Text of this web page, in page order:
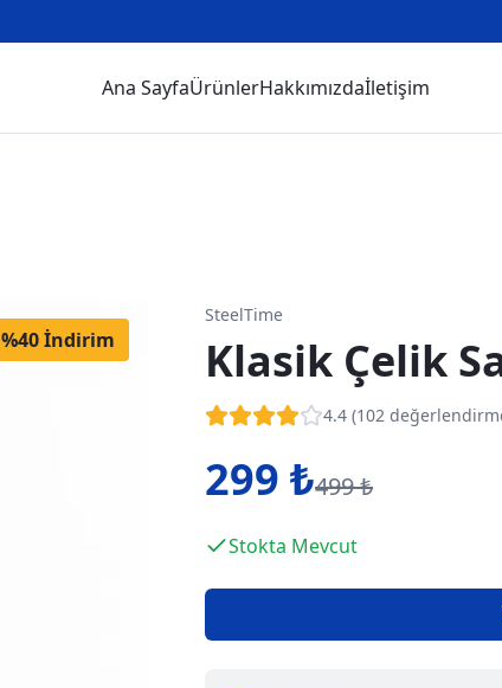
Ana SayfaÜrünlerHakkımızdaİletişim
%40İndirim
SteelTime
Klasik Çelik
4.4 (102
299 ₺499₺
Stokta Mevcut